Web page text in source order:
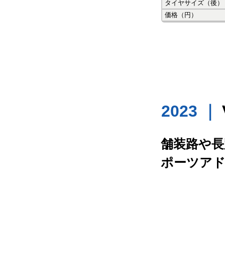
タイヤサイズ（後）
価格（円）
2023 ｜
舗装路や
ポーツア